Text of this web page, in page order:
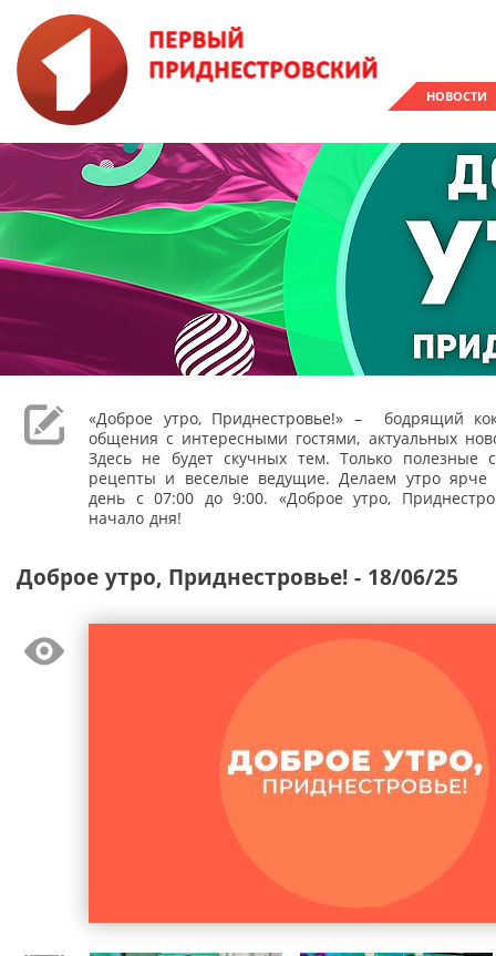
НОВОСТИ
«Доброе утро, Приднестровье!» – бодрящий
общения с интересными гостями, актуальных
Здесь не будет скучных тем. Только полезные
рецепты и веселые ведущие. Делаем утро ярче
день с 07:00 до 9:00. «Доброе утро,
начало дня!
Доброе утро, Приднестровье! - 18/06/25